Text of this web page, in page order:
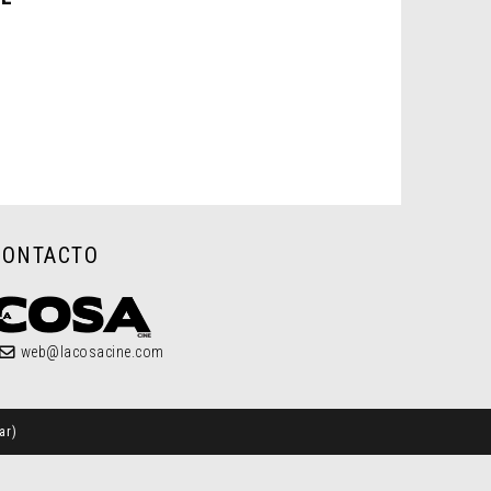
web@lacosacine.com
)